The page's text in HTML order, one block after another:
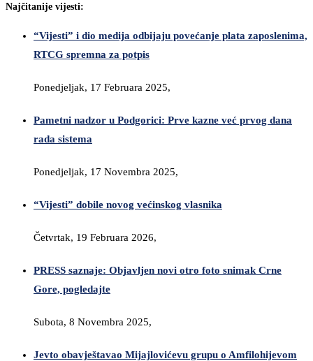
Najčitanije vijesti:
“Vijesti” i dio medija odbijaju povećanje plata zaposlenima,
RTCG spremna za potpis
Ponedjeljak, 17 Februara 2025,
Pametni nadzor u Podgorici: Prve kazne već prvog dana
rada sistema
Ponedjeljak, 17 Novembra 2025,
“Vijesti” dobile novog većinskog vlasnika
Četvrtak, 19 Februara 2026,
PRESS saznaje: Objavljen novi otro foto snimak Crne
Gore, pogledajte
Subota, 8 Novembra 2025,
Jevto obavještavao Mijajlovićevu grupu o Amfilohijevom